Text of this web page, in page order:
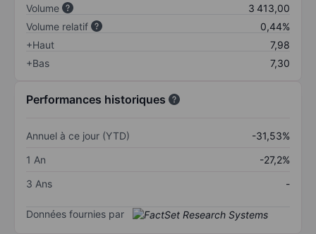
Volume
3 413,00
Volume relatif
0,44%
+Haut
7,98
+Bas
7,30
Performances historiques
Annuel à ce jour (YTD)
-31,53%
1 An
-27,2%
3 Ans
-
Données fournies par